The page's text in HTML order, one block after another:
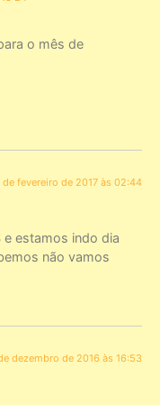
o mês de
de fevereiro de 2017 às 02:44
e estamos indo dia
não vamos
dezembro de 2016 às 16:53